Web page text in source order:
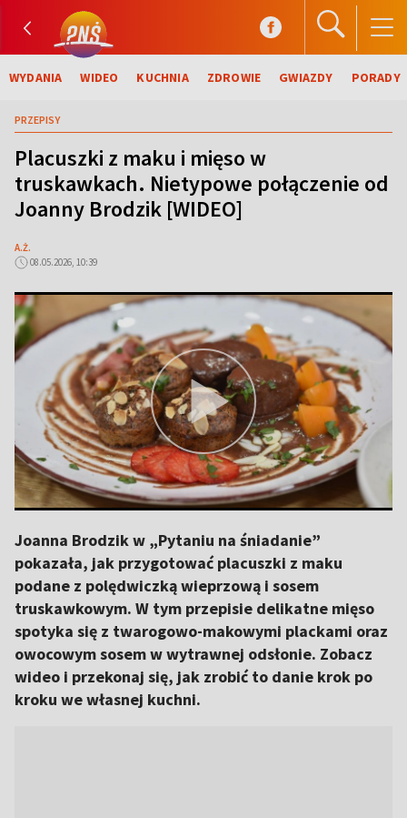
WYDANIA WIDEO KUCHNIA ZDROWIE GWIAZDY PORADY
PRZEPISY
Placuszki z maku i mięso w
truskawkach. Nietypowe połączenie od
Joanny Brodzik [WIDEO]
A.Ż.
08.05.2026, 10:39
Joanna Brodzik w „Pytaniu na śniadanie”
pokazała, jak przygotować placuszki z maku
podane z polędwiczką wieprzową i sosem
truskawkowym. W tym przepisie delikatne mięso
spotyka się z twarogowo-makowymi plackami oraz
owocowym sosem w wytrawnej odsłonie. Zobacz
wideo i przekonaj się, jak zrobić to danie krok po
kroku we własnej kuchni.